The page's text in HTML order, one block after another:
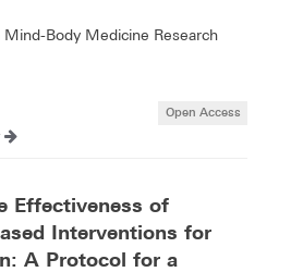
Body Medicine Research
Open Access
Effectiveness of
Interventions for
A Protocol for a